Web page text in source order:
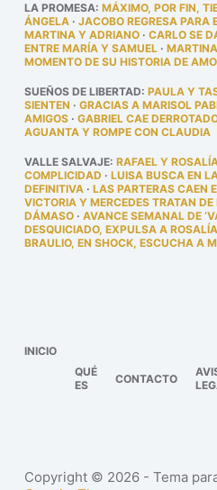
LA PROMESA: MÁXIMO, POR FIN,
ÁNGELA· JACOBO REGRESA PARA
MARTINA Y ADRIANO· CARLO SE
ENTRE MARÍA Y SAMUEL·
MOMENTO DE SU HISTORIA DE
SUEÑOS DE LIBERTAD: PAULA Y
SIENTEN · GRACIAS A MARISOL
AMIGOS· GABRIEL CAE
AGUANTA Y ROMPE CON CLAUDIA
VALLE SALVAJE: RAFAEL Y
COMPLICIDAD · LUISA BUSCA EN
DEFINITIVA· LAS PARTERAS CAEN
VICTORIA Y MERCEDES TRATAN
DÁMASO· AVANCE SEMANAL DE
DESQUICIADO, EXPULSA A
BRAULIO, EN SHOCK, ESCUCHA A
INICIO
QUÉ
ES
CONTACTO
Copyright © 2026 - Tema